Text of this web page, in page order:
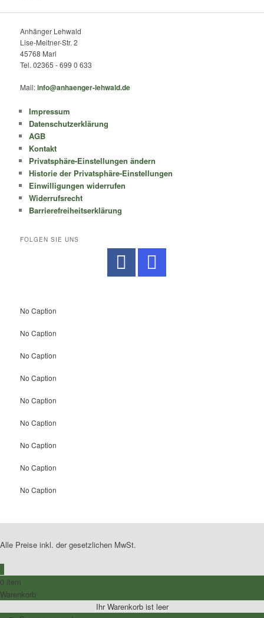
Anhänger Lehwald
Lise-Meitner-Str. 2
45768 Marl
Tel. 02365 - 699 0 633
Mail:info@anhaenger-lehwald.de
Impressum
Datenschutzerklärung
AGB
Kontakt
Privatsphäre-Einstellungen ändern
Historie der Privatsphäre-Einstellungen
Einwilligungen widerrufen
Widerrufsrecht
Barrierefreiheitserklärung
FOLGEN SIE UNS
No Caption
No Caption
No Caption
No Caption
No Caption
No Caption
No Caption
No Caption
No Caption
Alle Preise inkl. der gesetzlichen MwSt.
0 item
Warenkorb
Ihr Warenkorb ist leer